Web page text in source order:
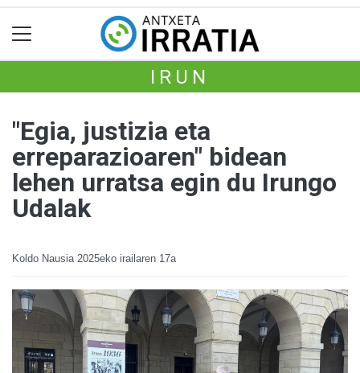
IRUN
"Egia, justizia eta
erreparazioaren" bidean
lehen urratsa egin du Irungo
Udalak
Koldo Nausia 2025eko irailaren 17a